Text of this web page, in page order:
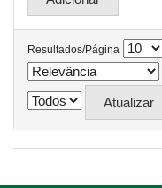
Resultados/Página